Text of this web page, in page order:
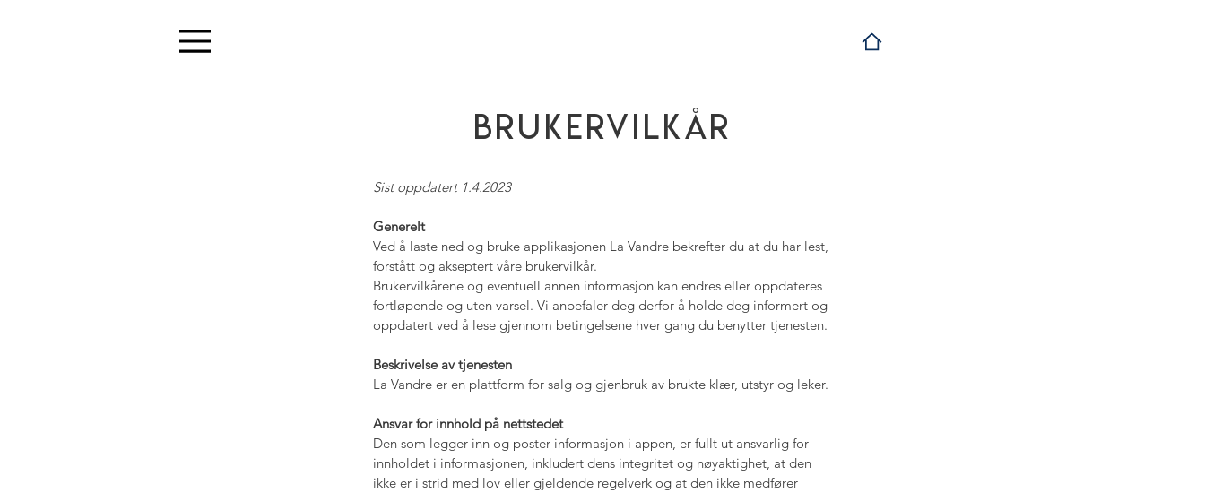
Brukervilkår
Sist oppdatert 1.4.2023
Generelt
Ved å laste ned og bruke applikasjonen La Vandre bekrefter du at du har lest,
forstått og akseptert våre brukervilkår.
Brukervilkårene og eventuell annen informasjon kan endres eller oppdateres
fortløpende og uten varsel. Vi anbefaler deg derfor å holde deg informert og
oppdatert ved å lese gjennom betingelsene hver gang du benytter tjenesten.
Beskrivelse av tjenesten
La Vandre er en plattform for salg og gjenbruk av brukte klær, utstyr og leker.
Ansvar for innhold på nettstedet
Den som legger inn og poster informasjon i appen, er fullt ut ansvarlig for
innholdet i informasjonen, inkludert dens integritet og nøyaktighet, at den
ikke er i strid med lov eller gjeldende regelverk og at den ikke medfører